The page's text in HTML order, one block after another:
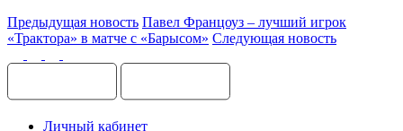
Предыдущая новость Павел Францоуз – лучший игрок
«Трактора» в матче с «Барысом» Следующая новость
Личный кабинет